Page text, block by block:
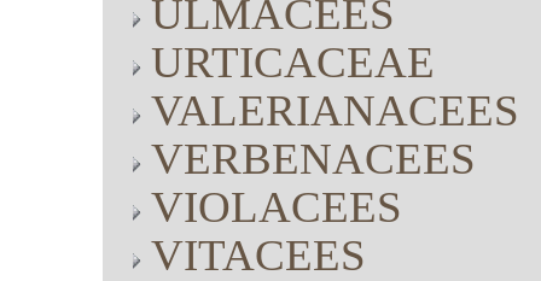
ULMACEES
URTICACEAE
VALERIANACEES
VERBENACEES
VIOLACEES
VITACEES